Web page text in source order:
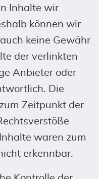
Inhalte wir
können wir
keine Gewähr
der verlinkten
Anbieter oder
Die
Zeitpunkt der
waren zum
erkennbar.